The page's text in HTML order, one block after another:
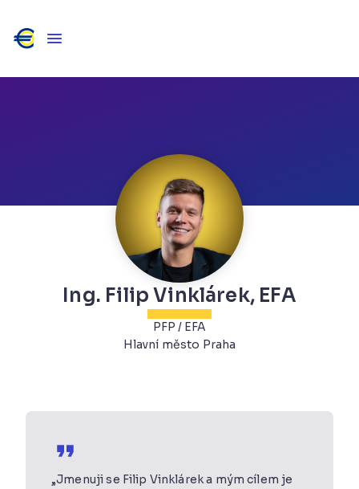
Ing. Filip Vinklárek, EFA
PFP / EFA
Hlavní město Praha
„Jmenuji se Filip Vinklárek a mým cílem je